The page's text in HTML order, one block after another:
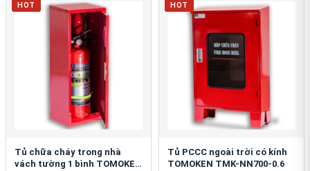
HOT
Tủ chữa cháy trong nhà
vách tường 1 bình TOMOKEN
HOT
Tủ PCCC ngoài trời có kính
TOMOKEN TMK-NN700-0.6